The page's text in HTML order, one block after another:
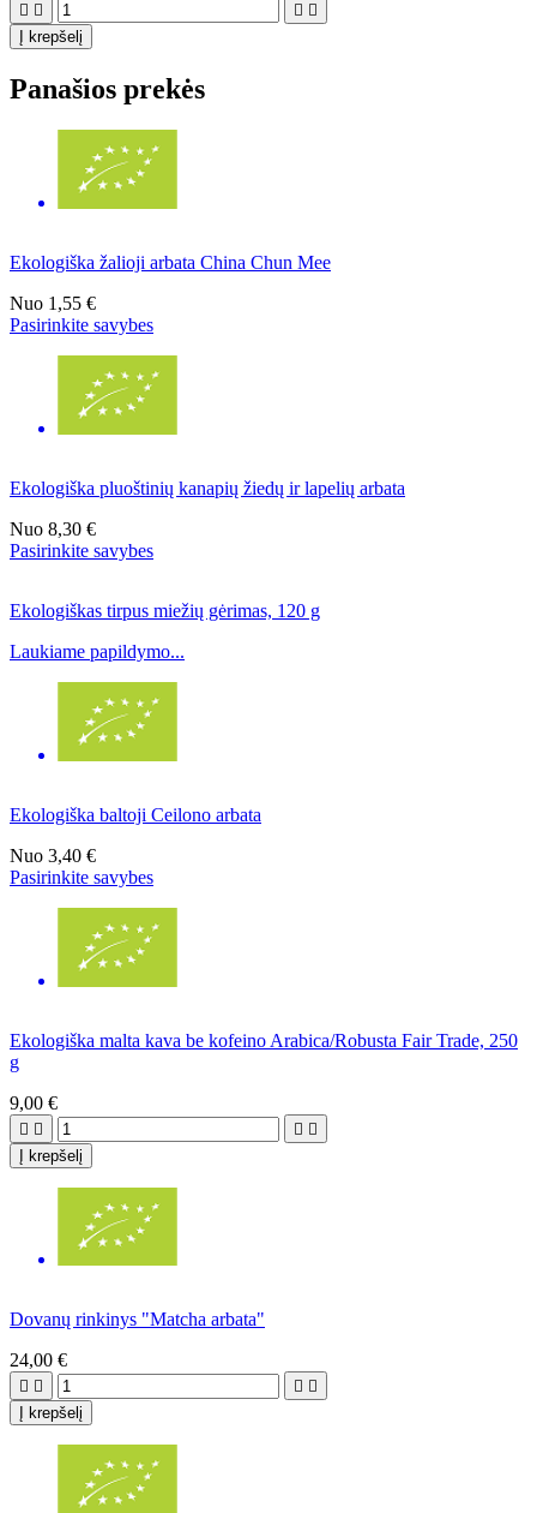
   
Į krepšelį
Panašios prekės
Ekologiška žalioji arbata China Chun Mee
Nuo 1,55 €
Pasirinkite savybes
Ekologiška pluoštinių kanapių žiedų ir lapelių arbata
Nuo 8,30 €
Pasirinkite savybes
Ekologiškas tirpus miežių gėrimas, 120 g
Laukiame papildymo...
Ekologiška baltoji Ceilono arbata
Nuo 3,40 €
Pasirinkite savybes
Ekologiška malta kava be kofeino Arabica/Robusta Fair Trade, 250
g
9,00 €
   
Į krepšelį
Dovanų rinkinys "Matcha arbata"
24,00 €
   
Į krepšelį